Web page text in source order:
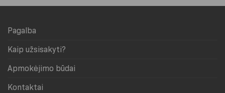
Pagalba
Kaip užsisakyti?
Apmokėjimo būdai
Kontaktai